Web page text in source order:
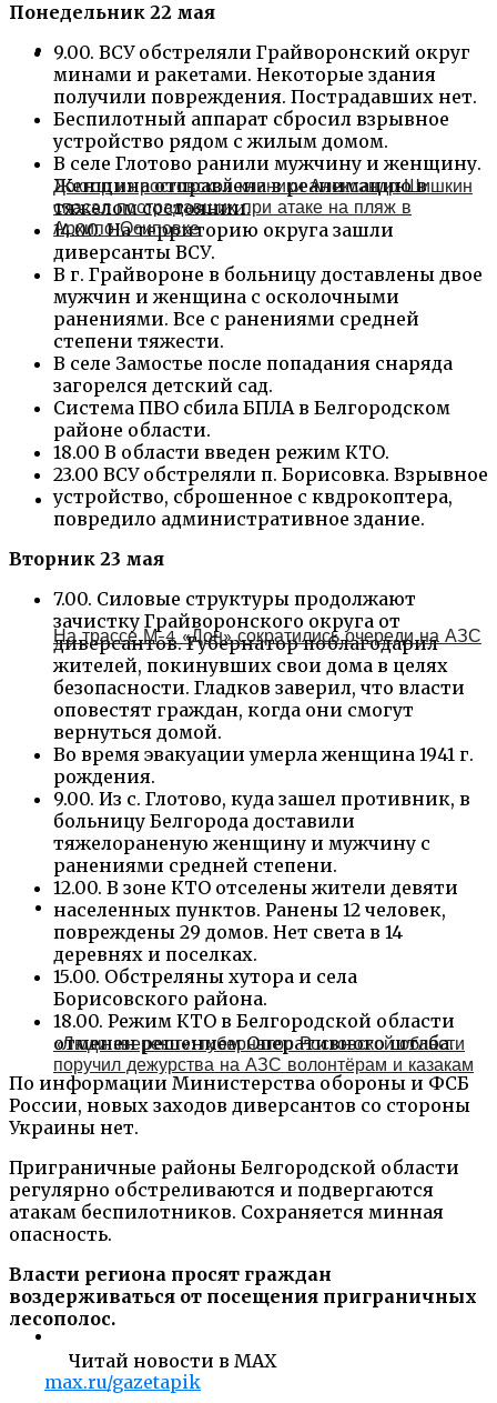
Понедельник 22 мая
9.00. ВСУ обстреляли Грайворонский округ
минами и ракетами. Некоторые здания
получили повреждения. Пострадавших нет.
Беспилотный аппарат сбросил взрывное
устройство рядом с жилым домом.
В селе Глотово ранили мужчину и женщину.
Женщина отправлена в реанимацию в
тяжелом состоянии.
14.00. На территорию округа зашли
диверсанты ВСУ.
В г. Грайвороне в больницу доставлены двое
мужчин и женщина с осколочными
ранениями. Все с ранениями средней
степени тяжести.
В селе Замостье после попадания снаряда
загорелся детский сад.
Система ПВО сбила БПЛА в Белгородском
районе области.
18.00 В области введен режим КТО.
23.00 ВСУ обстреляли п. Борисовка. Взрывное
устройство, сброшенное с квдрокоптера,
повредило административное здание.
Вторник 23 мая
7.00. Силовые структуры продолжают
зачистку Грайворонского округа от
диверсантов. Губернатор поблагодарил
жителей, покинувших свои дома в целях
безопасности. Гладков заверил, что власти
оповестят граждан, когда они смогут
вернуться домой.
Во время эвакуации умерла женщина 1941 г.
рождения.
9.00. Из с. Глотово, куда зашел противник, в
больницу Белгорода доставили
тяжелораненую женщину и мужчину с
ранениями средней степени.
12.00. В зоне КТО отселены жители девяти
населенных пунктов. Ранены 12 человек,
повреждены 29 домов. Нет света в 14
деревнях и поселках.
15.00. Обстреляны хутора и села
Борисовского района.
18.00. Режим КТО в Белгородской области
отменен решением Оперативного штаба.
По информации Министерства обороны и ФСБ
России, новых заходов диверсантов со стороны
Украины нет.
Приграничные районы Белгородской области
регулярно обстреливаются и подвергаются
атакам беспилотников. Сохраняется минная
опасность.
Власти региона просят граждан
воздерживаться от посещения приграничных
лесополос.
Читай новости в MAX
max.ru/gazetapik
Доктор из ростовской клиники Александр Шишкин
спасал пострадавших при атаке на пляж в
Архипо‑Осиповке
На трассе М-4 «Дон» сократились очереди на АЗС
«Люди звереют»: губернатор Ростовской области
поручил дежурства на АЗС волонтёрам и казакам